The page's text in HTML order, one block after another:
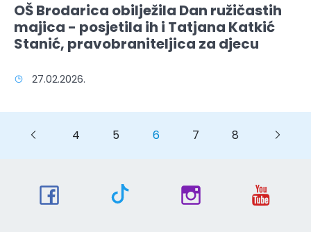
OŠ Brodarica obilježila Dan ružičastih
majica - posjetila ih i Tatjana Katkić
Stanić, pravobraniteljica za djecu
27.02.2026.
Previous
4 5 6 7 8